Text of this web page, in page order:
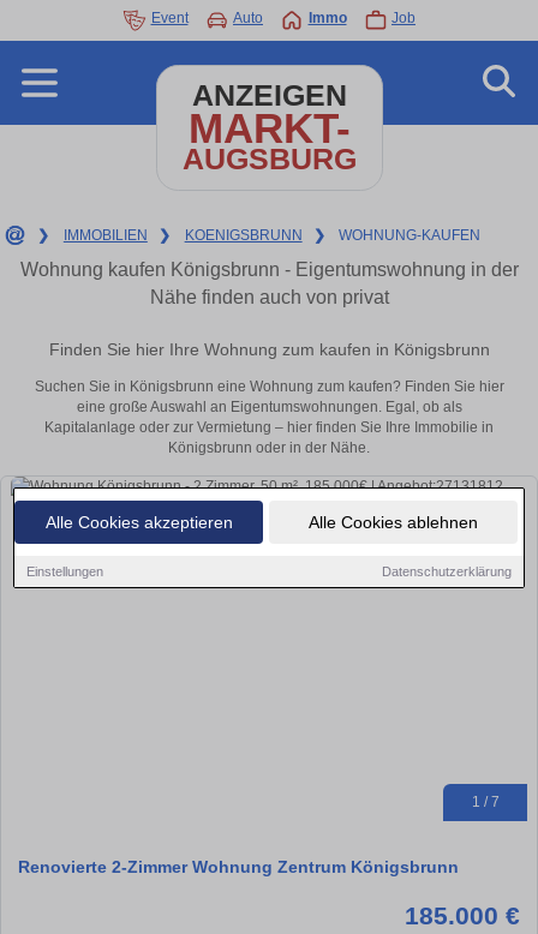
Alle Cookies akzeptieren Alle Cookies ablehnen
Einstellungen Datenschutzerklärung
Event Auto Immo Job
ANZEIGEN
MARKT-
AUGSBURG
❯ IMMOBILIEN ❯ KOENIGSBRUNN ❯ WOHNUNG-KAUFEN
Wohnung kaufen Königsbrunn - Eigentumswohnung in der
Nähe finden auch von privat
Finden Sie hier Ihre Wohnung zum kaufen in Königsbrunn
Suchen Sie in Königsbrunn eine Wohnung zum kaufen? Finden Sie hier
eine große Auswahl an Eigentumswohnungen. Egal, ob als
Kapitalanlage oder zur Vermietung – hier finden Sie Ihre Immobilie in
Königsbrunn oder in der Nähe.
1 / 7
Renovierte 2-Zimmer Wohnung Zentrum Königsbrunn
185.000 €